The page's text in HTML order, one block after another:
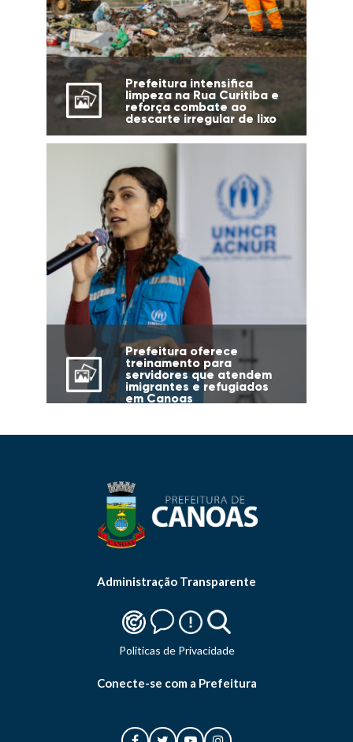
Prefeitura intensifica
limpeza na Rua Curitiba e
reforça combate ao
descarte irregular de lixo
Prefeitura oferece
treinamento para
servidores que atendem
imigrantes e refugiados
em Canoas
Administração Transparente
Politicas de Privacidade
Conecte-se com a Prefeitura